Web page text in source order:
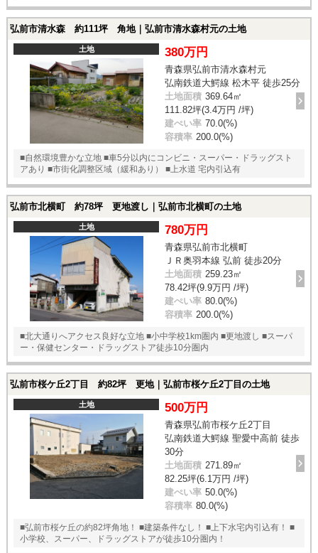
弘前市清水森 約111坪 角地｜弘前市清水森村元の土地
土地 380万円
青森県弘前市清水森村元
弘南鉄道大鰐線 松木平 徒歩25分
土地面積 369.64㎡
111.82坪(3.4万円 /坪)
建ぺい率 70.0(%)
容積率 200.0(%)
■自然環境豊かな立地 ■車5分以内にコンビニ・スーパー・ドラッグスト
アあり ■市街化調整区域（緩和あり） ■上水道 宅内引込有
弘前市北横町 約78坪 更地渡し｜弘前市北横町の土地
土地 780万円
青森県弘前市北横町
ＪＲ奥羽本線 弘前 徒歩20分
土地面積 259.23㎡
78.42坪(9.9万円 /坪)
建ぺい率 80.0(%)
容積率 200.0(%)
■北大通りへアクセス良好な立地 ■小中学校1km圏内 ■更地渡し ■スーパ
ー・保健センター・ドラッグストア徒歩10分圏内
弘前市桜ケ丘2丁目 約82坪 更地｜弘前市桜ケ丘2丁目の土地
土地 500万円
青森県弘前市桜ケ丘2丁目
弘南鉄道大鰐線 聖愛中高前 徒歩
30分
土地面積 271.89㎡
82.25坪(6.1万円 /坪)
建ぺい率 50.0(%)
容積率 80.0(%)
■弘前市桜ケ丘の約82坪角地！ ■建築条件なし！ ■上下水宅内引込有！ ■
小学校、スーパー、ドラッグストアが徒歩10分圏内！